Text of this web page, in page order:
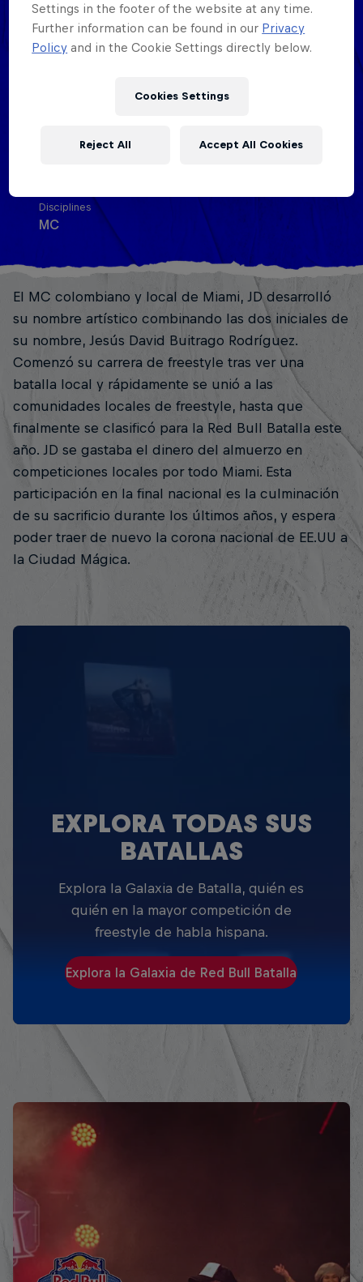
Place of birth
Colombia
Disciplines
MC
El MC colombiano y local de Miami, JD desarrolló
su nombre artístico combinando las dos iniciales de
su nombre, Jesús David Buitrago Rodríguez.
Comenzó su carrera de freestyle tras ver una
batalla local y rápidamente se unió a las
comunidades locales de freestyle, hasta que
finalmente se clasificó para la Red Bull Batalla este
año. JD se gastaba el dinero del almuerzo en
competiciones locales por todo Miami. Esta
participación en la final nacional es la culminación
de su sacrificio durante los últimos años, y espera
poder traer de nuevo la corona nacional de EE.UU a
la Ciudad Mágica.
EXPLORA TODAS SUS
BATALLAS
Explora la Galaxia de Batalla, quién es
quién en la mayor competición de
freestyle de habla hispana.
Explora la Galaxia de Red Bull Batalla
Settings in the footer of the website at any time.
Further information can be found in our Privacy
Policy and in the Cookie Settings directly below.
Cookies Settings
Reject All Accept All Cookies